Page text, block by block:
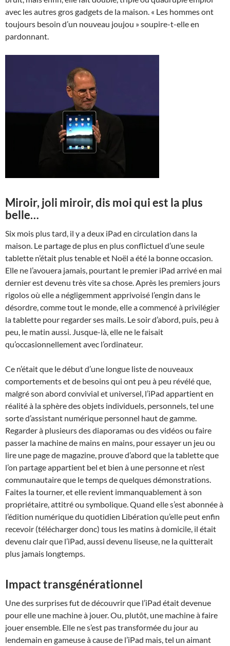
avec les autres gros gadgets de la maison. « Les hommes ont
toujours besoin d’un nouveau joujou » soupire-t-elle en
pardonnant.
Miroir, joli miroir, dis moi qui est la plus
belle…
Six mois plus tard, il y a deux iPad en circulation dans la
maison. Le partage de plus en plus conflictuel d’une seule
tablette n’était plus tenable et Noël a été la bonne occasion.
Elle ne l’avouera jamais, pourtant le premier iPad arrivé en mai
dernier est devenu très vite sa chose. Après les premiers jours
rigolos où elle a négligemment apprivoisé l’engin dans le
désordre, comme tout le monde, elle a commencé à privilégier
la tablette pour regarder ses mails. Le soir d’abord, puis, peu à
peu, le matin aussi. Jusque-là, elle ne le faisait
qu’occasionnellement avec l’ordinateur.
Ce n’était que le début d’une longue liste de nouveaux
comportements et de besoins qui ont peu à peu révélé que,
malgré son abord convivial et universel, l’iPad appartient en
réalité à la sphère des objets individuels, personnels, tel une
sorte d’assistant numérique personnel haut de gamme.
Regarder à plusieurs des diaporamas ou des vidéos ou faire
passer la machine de mains en mains, pour essayer un jeu ou
lire une page de magazine, prouve d’abord que la tablette que
l’on partage appartient bel et bien à une personne et n’est
communautaire que le temps de quelques démonstrations.
Faites la tourner, et elle revient immanquablement à son
propriétaire, attitré ou symbolique. Quand elle s’est abonnée à
l’édition numérique du quotidien Libération qu’elle peut enfin
recevoir (télécharger donc) tous les matins à domicile, il était
devenu clair que l’iPad, aussi devenu liseuse, ne la quitterait
plus jamais longtemps.
Impact transgénérationnel
Une des surprises fut de découvrir que l’iPad était devenue
pour elle une machine à jouer. Ou, plutôt, une machine à faire
jouer ensemble. Elle ne s’est pas transformée du jour au
lendemain en gameuse à cause de l’iPad mais, tel un aimant